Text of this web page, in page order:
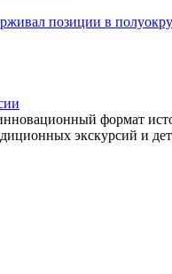
позиции в
формат
экскурсий и